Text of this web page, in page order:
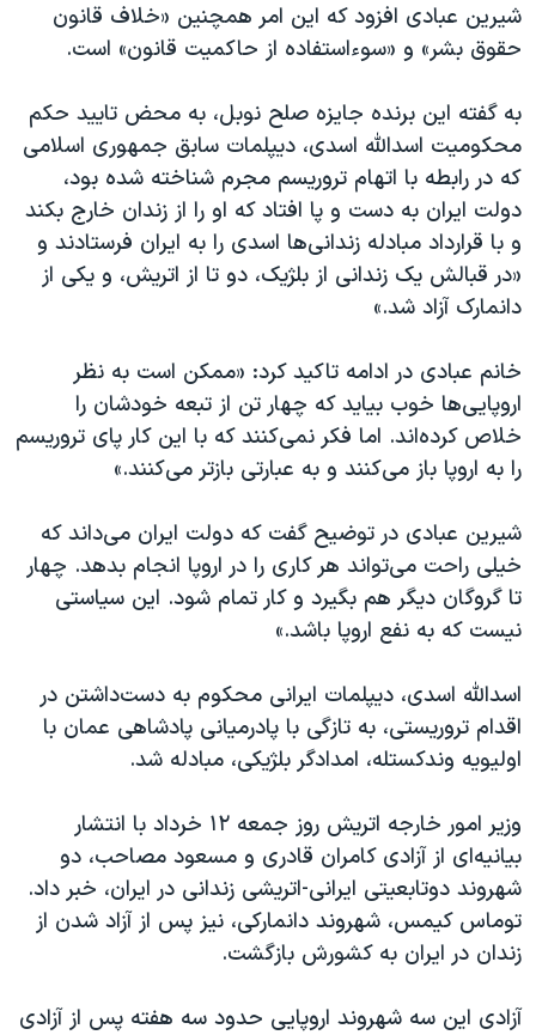
شیرین عبادی افزود که این امر همچنین «خلاف قانون
حقوق بشر» و «سوء‌استفاده از حاکمیت قانون» است.
به گفته این برنده جایزه صلح نوبل، به محض تایید حکم
محکومیت اسدالله اسدی، دیپلمات سابق جمهوری اسلامی
که در رابطه با اتهام تروریسم مجرم شناخته شده بود،
دولت ایران به دست و پا افتاد که او را از زندان خارج بکند
و با قرارداد مبادله زندانی‌ها اسدی را به ایران فرستادند و
«در قبالش یک زندانی از بلژیک، دو تا از اتریش، و یکی از
دانمارک آزاد شد.»
خانم عبادی در ادامه تاکید کرد: «ممکن است به نظر
اروپایی‌ها خوب بیاید که چهار تن از تبعه خودشان را
خلاص کرده‌اند. اما فکر نمی‌کنند که با این کار پای تروریسم
را به اروپا باز می‌کنند و به عبارتی بازتر می‌کنند.»
شیرین عبادی در توضیح گفت که دولت ایران می‌داند که
خیلی راحت می‌تواند هر کاری را در اروپا انجام بدهد. چهار
تا گروگان دیگر هم بگیرد و کار تمام شود. این سیاستی
نیست که به نفع اروپا باشد.»
اسدالله اسدی، دیپلمات ایرانی محکوم به دست‌داشتن در
اقدام تروریستی، به تازگی با پادرمیانی پادشاهی عمان با
اولیویه وندکستله، امدادگر بلژیکی، مبادله شد.
وزیر امور خارجه اتریش روز جمعه ۱۲ خرداد با انتشار
بیانیه‌ای از آزادی کامران قادری و مسعود مصاحب، دو
شهروند دوتابعیتی ایرانی-اتریشی زندانی در ایران، خبر داد.
توماس کیمس، شهروند دانمارکی، نیز پس از آزاد شدن از
زندان‌ در ایران به کشورش بازگشت.
آزادی این سه شهروند اروپایی حدود سه هفته پس از آزادی